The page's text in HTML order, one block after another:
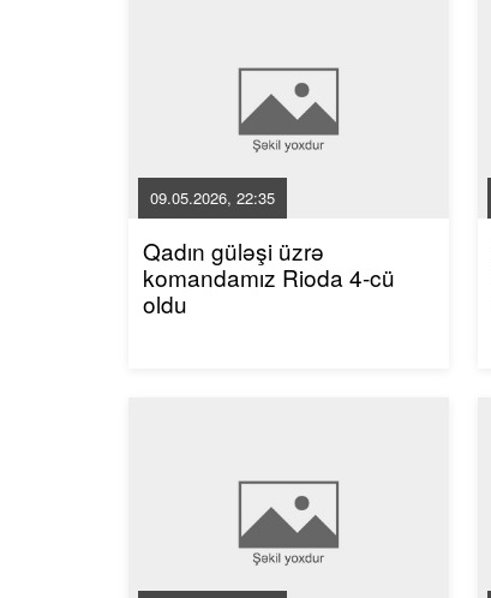
09.05.2026, 22:35
Qadın güləşi üzrə
komandamız Rioda 4-cü
oldu